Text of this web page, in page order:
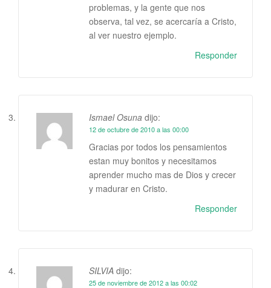
problemas, y la gente que nos
observa, tal vez, se acercaría a Cristo,
al ver nuestro ejemplo.
Responder
Ismael Osuna dijo:
12 de octubre de 2010 a las 00:00
Gracias por todos los pensamientos
estan muy bonitos y necesitamos
aprender mucho mas de Dios y crecer
y madurar en Cristo.
Responder
SILVIA dijo:
25 de noviembre de 2012 a las 00:02